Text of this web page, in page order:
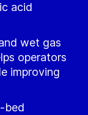
acid
wet gas
operators
improving
bed